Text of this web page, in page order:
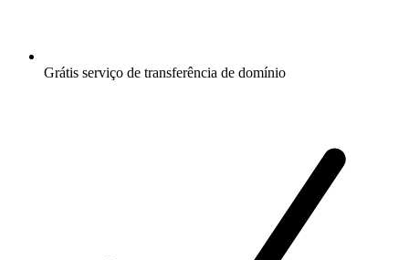
Grátis serviço de transferência de domínio